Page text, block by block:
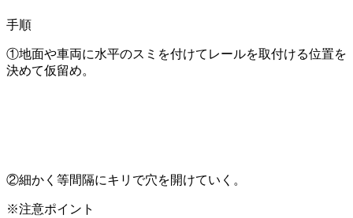
手順
①地面や車両に水平のスミを付けてレールを取付ける位置を
決めて仮留め。
②細かく等間隔にキリで穴を開けていく。
※注意ポイント